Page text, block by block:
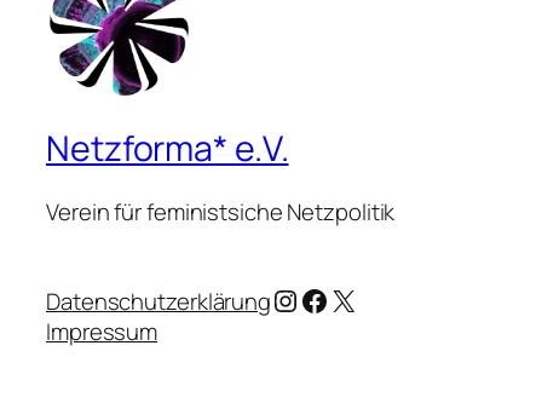
Netzforma* e.V.
Verein für feministsiche Netzpolitik
Datenschutzerklärung
Impressum
Instagram
Facebook
X